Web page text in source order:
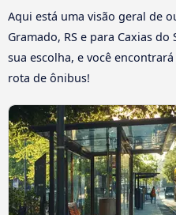
Aqui está uma visão geral de
Gramado, RS e para Caxias
sua escolha, e você
rota de ônibus!